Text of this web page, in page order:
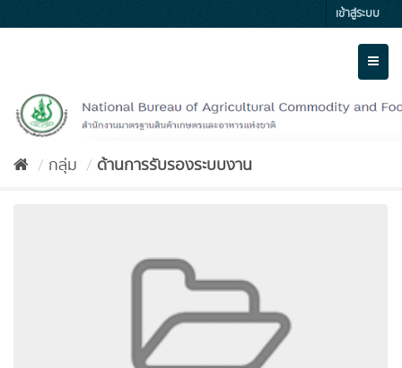
to
เข้าสู่ระบบ
กลุ่ม ด้านการรับรองระบบงาน